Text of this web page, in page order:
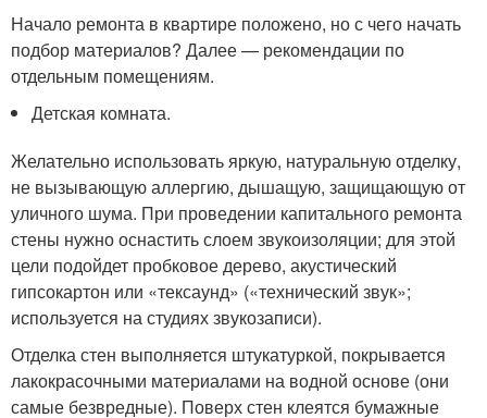
Начало ремонта в квартире положено, но с чего начать
подбор материалов? Далее — рекомендации по
отдельным помещениям.
Детская комната.
Желательно использовать яркую, натуральную отделку,
не вызывающую аллергию, дышащую, защищающую от
уличного шума. При проведении капитального ремонта
стены нужно оснастить слоем звукоизоляции; для этой
цели подойдет пробковое дерево, акустический
гипсокартон или «тексаунд» («технический звук»;
используется на студиях звукозаписи).
Отделка стен выполняется штукатуркой, покрывается
лакокрасочными материалами на водной основе (они
самые безвредные). Поверх стен клеятся бумажные